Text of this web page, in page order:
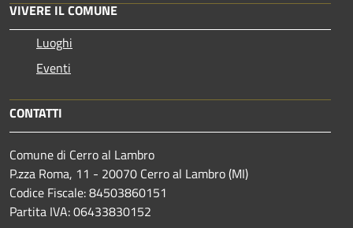
VIVERE IL COMUNE
Luoghi
Eventi
CONTATTI
Comune di Cerro al Lambro
P.zza Roma, 11 - 20070 Cerro al Lambro (MI)
Codice Fiscale: 84503860151
Partita IVA: 06433830152